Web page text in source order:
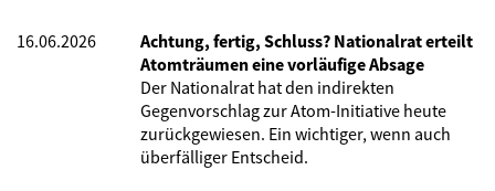
16.06.2026
Achtung, fertig, Schluss? Nationalrat erteilt
Atomträumen eine vorläufige Absage
Der Nationalrat hat den indirekten
Gegenvorschlag zur Atom-Initiative heute
zurückgewiesen. Ein wichtiger, wenn auch
überfälliger Entscheid.